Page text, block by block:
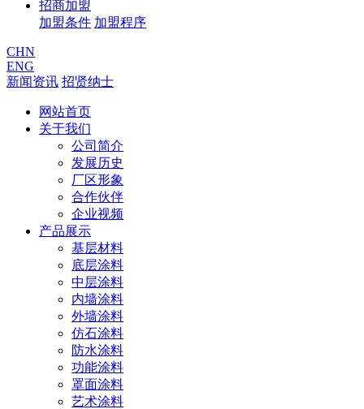
招商加盟
加盟条件 加盟程序
CHN
ENG
新闻资讯 招贤纳士
网站首页
关于我们
公司简介
发展历史
厂区形象
合作伙伴
企业视频
产品展示
基层材料
底层涂料
中层涂料
内墙涂料
外墙涂料
仿石涂料
防水涂料
功能涂料
罩面涂料
艺术涂料